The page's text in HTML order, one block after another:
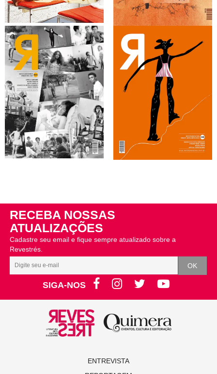
RECEBA NOSSAS
ATUALIZAÇÕES
Cadastre seu email e fique sempre atualizado sobre a
Revestrés.
SIGA-NOS
ENTREVISTA